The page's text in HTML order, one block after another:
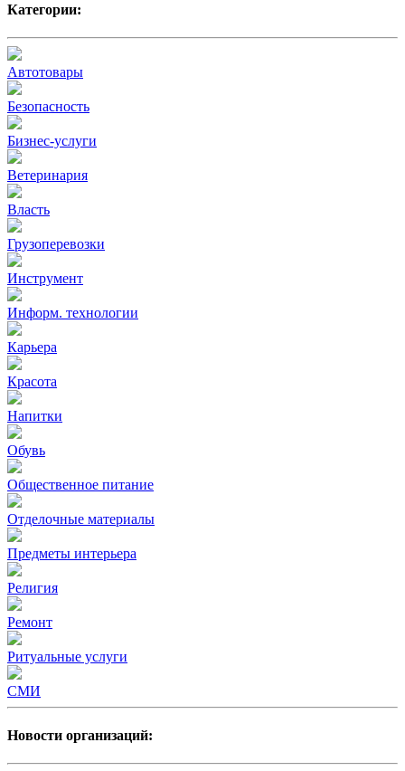
Категории:
Автотовары
Безопасность
Бизнес-услуги
Ветеринария
Власть
Грузоперевозки
Инструмент
Информ. технологии
Карьера
Красота
Напитки
Обувь
Общественное питание
Отделочные материалы
Предметы интерьера
Религия
Ремонт
Ритуальные услуги
СМИ
Новости организаций: